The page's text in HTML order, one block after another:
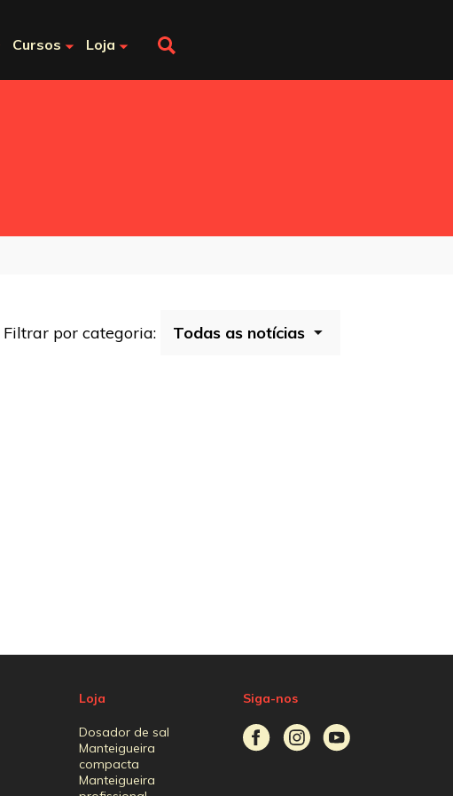
Cursos Loja
Filtrar por categoria:
Loja
Dosador de sal
Manteigueira
compacta
Manteigueira
Siga-nos